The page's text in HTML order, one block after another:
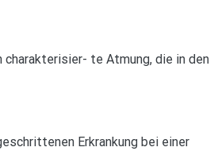
te Atmung, die in den
Erkrankung bei einer